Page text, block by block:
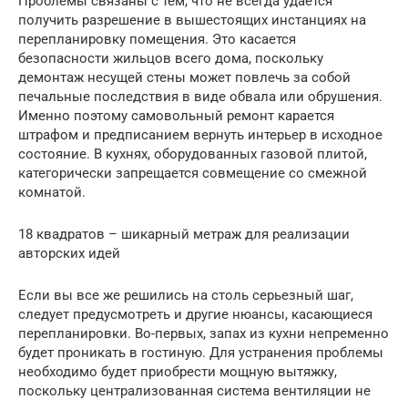
получить разрешение в вышестоящих инстанциях на
перепланировку помещения. Это касается
безопасности жильцов всего дома, поскольку
демонтаж несущей стены может повлечь за собой
печальные последствия в виде обвала или обрушения.
Именно поэтому самовольный ремонт карается
штрафом и предписанием вернуть интерьер в исходное
состояние. В кухнях, оборудованных газовой плитой,
категорически запрещается совмещение со смежной
комнатой.
18 квадратов – шикарный метраж для реализации
авторских идей
Если вы все же решились на столь серьезный шаг,
следует предусмотреть и другие нюансы, касающиеся
перепланировки. Во-первых, запах из кухни непременно
будет проникать в гостиную. Для устранения проблемы
необходимо будет приобрести мощную вытяжку,
поскольку централизованная система вентиляции не